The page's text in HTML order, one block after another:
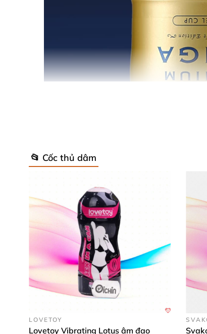
📂 Cốc thủ dâm
LOVETOY
Lovetoy Vibrating Lotus âm đạo